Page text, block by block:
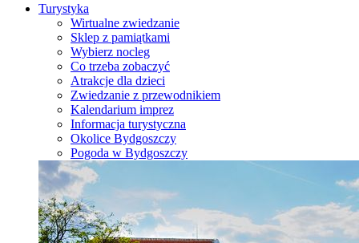
Turystyka
Wirtualne zwiedzanie
Sklep z pamiątkami
Wybierz nocleg
Co trzeba zobaczyć
Atrakcje dla dzieci
Zwiedzanie z przewodnikiem
Kalendarium imprez
Informacja turystyczna
Okolice Bydgoszczy
Pogoda w Bydgoszczy